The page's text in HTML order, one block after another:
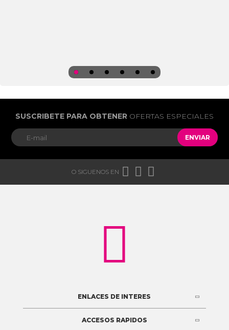
SUSCRIBETE PARA OBTENER OFERTAS ESPECIALES
ENVIAR
O SIGUENOS EN   

ENLACES DE INTERES
ACCESOS RAPIDOS